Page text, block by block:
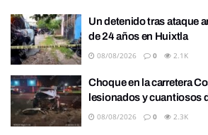
Un detenido tras ataque
de 24 años en Huixtla
08/08/2026 0 2.1K
Choque en la carretera
lesionados y cuantiosos
08/08/2026 0 2.3K